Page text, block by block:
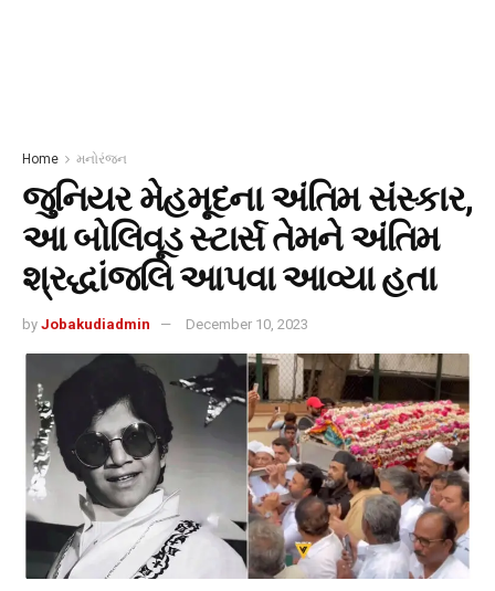
Home મનોરંજન
જુનિયર મેહમૂદના અંતિમ સંસ્કાર,
આ બોલિવૂડ સ્ટાર્સ તેમને અંતિમ
શ્રદ્ધાંજલિ આપવા આવ્યા હતા
by Jobakudiadmin December 10, 2023